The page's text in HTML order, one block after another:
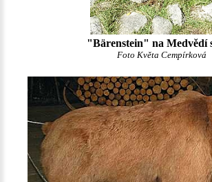
"Bärenstein" na Medvědí
Foto Květa Cempírková